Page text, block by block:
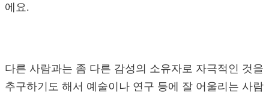
에요.
다른 사람과는 좀 다른 감성의 소유자로 자극적인 것을
추구하기도 해서 예술이나 연구 등에 잘 어울리는 사람